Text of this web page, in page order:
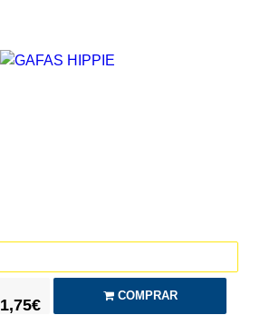
1,75€
COMPRAR